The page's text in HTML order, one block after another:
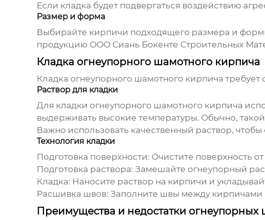
Если кладка будет подвергаться воздействию
Размер и форма
Выбирайте кирпичи подходящего размера и
продукцию ООО Сиань Бокенте Строительных
Кладка огнеупорного шамотного кирпича
Кладка огнеупорного шамотного кирпича требует
Раствор для кладки
Для кладки огнеупорного шамотного кирпича
выдерживать высокие температуры. Обычно,
Важно использовать качественный раствор,
Технология кладки
Подготовка поверхности: Очистите поверхность
Подготовка раствора: Замешайте огнеупорный
Кладка: Наносите раствор на кирпичи и
Расшивка швов: Заполните швы между кирпичами
Преимущества и недостатки